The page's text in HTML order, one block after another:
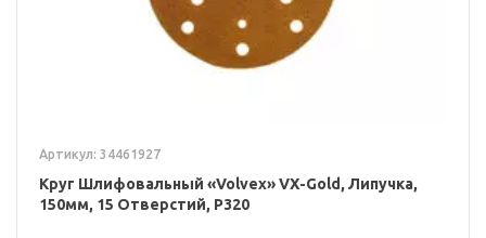
Артикул: 34461927
Круг Шлифовальный «Volvex» VX-Gold, Липучка,
150мм, 15 Отверстий, P320